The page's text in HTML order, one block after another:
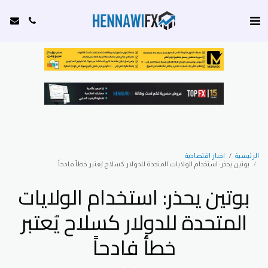
الرئيسية
اخبار اقتصادية
بوتين يحذر: استخدام الولايات المتحدة للدولار كسلاح يُعتبر خطأ فادحاً
بوتين يحذر: استخدام الولايات
المتحدة للدولار كسلاح يُعتبر
خطأ فادحاً